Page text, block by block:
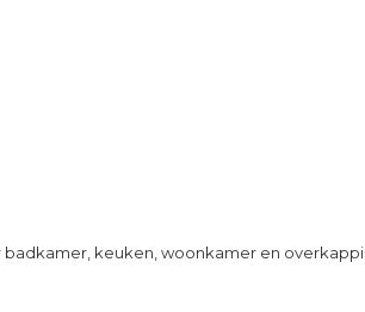
keuken, woonkamer en